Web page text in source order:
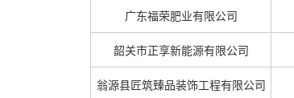
广东福荣肥业有限公司
韶关市正享新能源有限公司
翁源县匠筑臻品装饰工程有限公司